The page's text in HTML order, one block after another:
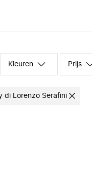
Kleuren Prijs
di Lorenzo Serafini